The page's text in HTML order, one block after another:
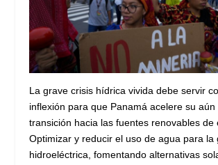
La grave crisis hídrica vivida debe servir
inflexión para que Panamá acelere su aún
transición hacia las fuentes renovables de
Optimizar y reducir el uso de agua para la
hidroeléctrica, fomentando alternativas